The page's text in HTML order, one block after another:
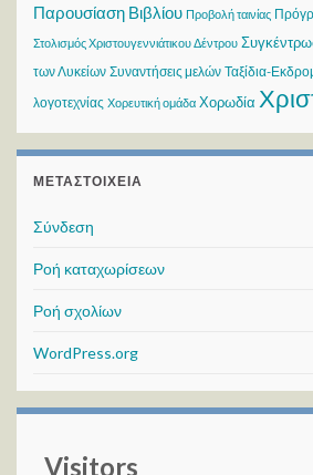
Παρουσίαση Βιβλίου Προβολή ταινίας
Στολισμός Χριστουγεννιάτικου Δέντρου
των Λυκείων Συναντήσεις μελών Ταξίδια-
λογοτεχνίας Χορευτική ομάδα Χορωδία
ΜΕΤΑΣΤΟΙΧΕΊΑ
Σύνδεση
Ροή καταχωρίσεων
Ροή σχολίων
WordPress.org
Visitors